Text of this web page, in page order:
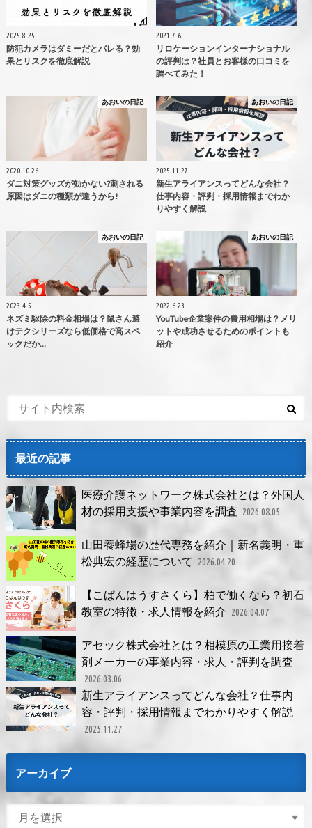
2025.8.25
防犯カメラはダミーだとバレる？効
果とリスクを徹底解説
2021.7.6
リロケーションインターナショナル
の評判は？社員とお客様の口コミを
調べてみた！
あおいの日記
2020.10.26
ダニ対策グッズが効かない?刺される
原因はダニの種類が違うから!
あおいの日記
2025.11.27
新生アライアンスってどんな会社？
仕事内容・評判・採用情報までわか
りやすく解説
あおいの日記
2023.4.5
ネズミ駆除の料金相場は？鼠さん避
けテクシリーズなら低価格で高スペ
ックだか…
あおいの日記
2022.6.23
YouTube企業案件の費用相場は？メリ
ットや成功させるためのポイントも
紹介
最近の記事
医療介護ネットワーク株式会社とは？外国人
材の採用支援や事業内容を調査 2026.08.05
山田養蜂場の歴代専務を紹介｜新名義明・重
松典宏の経歴について
2026.04.20
【こぱんはうすさくら】柏で働くなら？初石
教室の特徴・求人情報を紹介 2026.04.07
アセック株式会社とは？相模原の工業用接着
剤メーカーの事業内容・求人・評判を調査
2026.03.06
新生アライアンスってどんな会社？仕事内
容・評判・採用情報までわかりやすく解説
2025.11.27
アーカイブ